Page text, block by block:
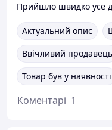
Прийшло швидко усе
Актуальний опис
Ввічливий продавець
Товар був у наявності
Коментарі 1